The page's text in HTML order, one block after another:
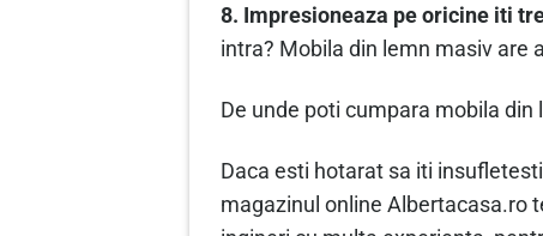
8. Impresioneaza pe oricine iti
intra? Mobila din lemn masiv are
De unde poti cumpara mobila
Daca esti hotarat sa iti
magazinul online Albertacasa.ro